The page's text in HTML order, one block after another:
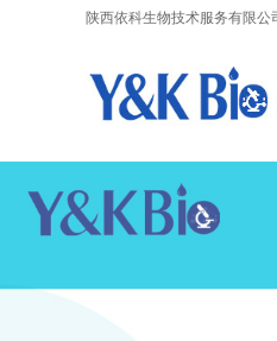
陕西依科生物技术服务有限公